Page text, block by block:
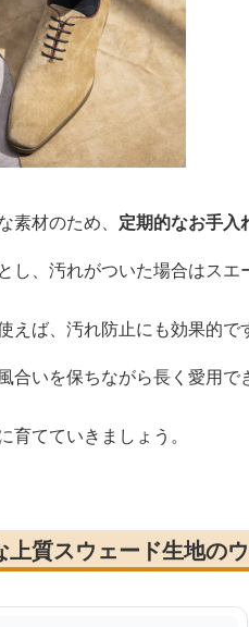
素材のため、 定期的なお手入
し、汚れがついた場合はス
えば、汚れ防止にも効果的で
合いを保ちながら長く愛用で
育てていきましょう。
上質スウェード生地の